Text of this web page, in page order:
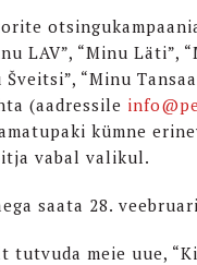
LAV”, “Minu Läti”,
Šveitsi”, “Minu
(aadressile
kümne
vabal valikul.
saata 28.
tutvuda meie uue,